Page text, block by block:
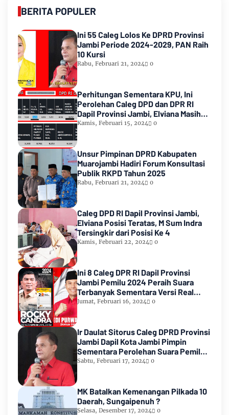
BERITA POPULER
Ini 55 Caleg Lolos Ke DPRD Provinsi
Jambi Periode 2024-2029, PAN Raih
10 Kursi
Rabu, Februari 21, 2024 0
Perhitungan Sementara KPU, Ini
Perolehan Caleg DPD dan DPR RI
Dapil Provinsi Jambi, Elviana Masih
Urutan Kedua Teratas
Kamis, Februari 15, 2024 0
Unsur Pimpinan DPRD Kabupaten
Muarojambi Hadiri Forum Konsultasi
Publik RKPD Tahun 2025
Rabu, Februari 21, 2024 0
Caleg DPD RI Dapil Provinsi Jambi,
Elviana Posisi Teratas, M Sum Indra
Tersingkir dari Posisi Ke 4
Kamis, Februari 22, 2024 0
Ini 8 Caleg DPR RI Dapil Provinsi
Jambi Pemilu 2024 Peraih Suara
Terbanyak Sementara Versi Real
Count KPU RI
Jumat, Februari 16, 2024 0
Ir Daulat Sitorus Caleg DPRD Provinsi
Jambi Dapil Kota Jambi Pimpin
Sementara Perolehan Suara Pemilu
2024
Sabtu, Februari 17, 2024 0
MK Batalkan Kemenangan Pilkada 10
Daerah, Sungaipenuh ?
Selasa, Desember 17, 2024 0